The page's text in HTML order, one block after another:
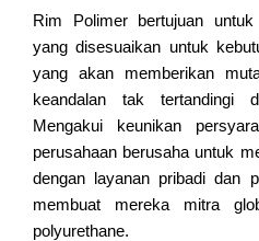
Rim Polimer bertujuan
yang disesuaikan untuk
yang akan memberikan
keandalan tak tertandingi
Mengakui keunikan
perusahaan berusaha untuk
dengan layanan pribadi dan
membuat mereka mitra
polyurethane.